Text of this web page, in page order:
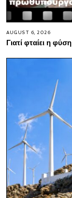
AUGUST 6, 2026
Γιατί φταίει η φύση